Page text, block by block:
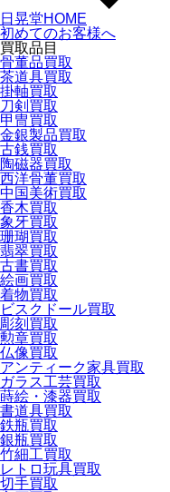
日晃堂HOME
初めてのお客様へ
買取品目
骨董品買取
茶道具買取
掛軸買取
刀剣買取
甲冑買取
金銀製品買取
古銭買取
陶磁器買取
西洋骨董買取
中国美術買取
香木買取
象牙買取
珊瑚買取
翡翠買取
古書買取
絵画買取
着物買取
ビスクドール買取
彫刻買取
勲章買取
仏像買取
アンティーク家具買取
ガラス工芸買取
蒔絵・漆器買取
書道具買取
鉄瓶買取
銀瓶買取
竹細工買取
レトロ玩具買取
切手買取